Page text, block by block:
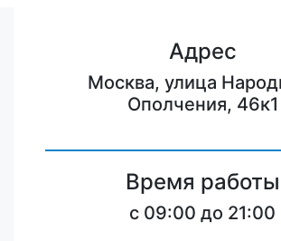
Адрес
Москва, улица
Ополчения, 46к1
Время работы
c 09:00 до 21:00